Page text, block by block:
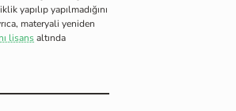
yapılıp yapılmadığını
materyali yeniden
lisansaltında